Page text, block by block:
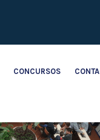
CONCURSOS